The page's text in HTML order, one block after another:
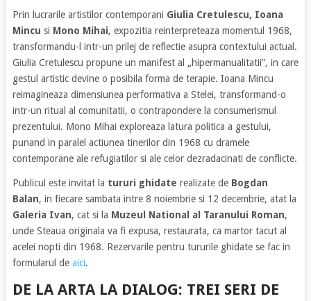
Prin lucrarile artistilor contemporani Giulia Cretulescu, Ioana
Mincu si Mono Mihai, expozitia reinterpreteaza momentul 1968,
transformandu-l intr-un prilej de reflectie asupra contextului actual.
Giulia Cretulescu propune un manifest al „hipermanualitatii”, in care
gestul artistic devine o posibila forma de terapie. Ioana Mincu
reimagineaza dimensiunea performativa a Stelei, transformand-o
intr-un ritual al comunitatii, o contrapondere la consumerismul
prezentului. Mono Mihai exploreaza latura politica a gestului,
punand in paralel actiunea tinerilor din 1968 cu dramele
contemporane ale refugiatilor si ale celor dezradacinati de conflicte.
Publicul este invitat la tururi ghidate realizate de Bogdan
Balan, in fiecare sambata intre 8 noiembrie si 12 decembrie, atat la
Galeria Ivan, cat si la Muzeul National al Taranului Roman,
unde Steaua originala va fi expusa, restaurata, ca martor tacut al
acelei nopti din 1968. Rezervarile pentru tururile ghidate se fac in
formularul de aici.
DE LA ARTA LA DIALOG: TREI SERI DE